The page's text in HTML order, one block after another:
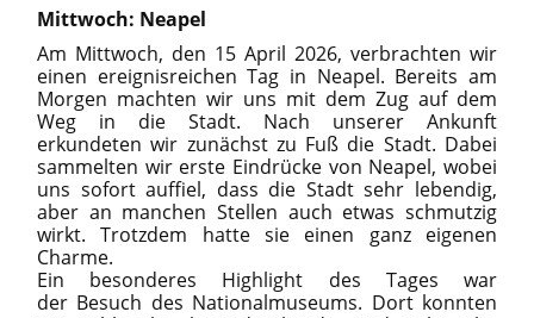
Mittwoch: Neapel
Am Mittwoch, den 15 April 2026, verbrachten wir
einen ereignisreichen Tag in Neapel. Bereits am
Morgen machten wir uns mit dem Zug auf dem
Weg in die Stadt. Nach unserer Ankunft
erkundeten wir zunächst zu Fuß die Stadt. Dabei
sammelten wir erste Eindrücke von Neapel, wobei
uns sofort auffiel, dass die Stadt sehr lebendig,
aber an manchen Stellen auch etwas schmutzig
wirkt. Trotzdem hatte sie einen ganz eigenen
Charme.
Ein besonderes Highlight des Tages war
der Besuch des Nationalmuseums. Dort konnten